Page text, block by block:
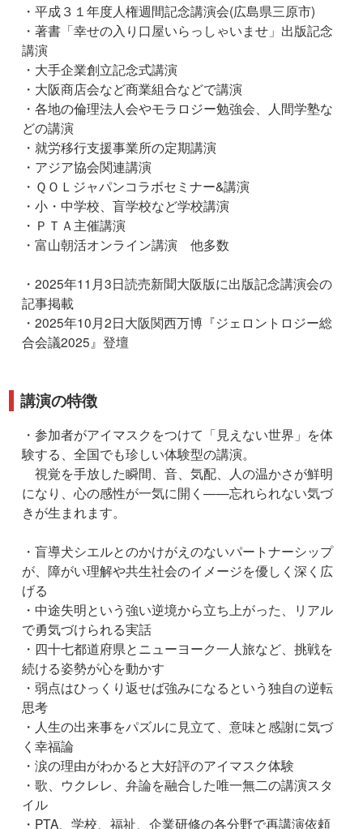
・平成３１年度人権週間記念講演会(広島県三原市)
・著書「幸せの入り口屋いらっしゃいませ」出版記念
講演
・大手企業創立記念式講演
・大阪商店会など商業組合などで講演
・各地の倫理法人会やモラロジー勉強会、人間学塾な
どの講演
・就労移行支援事業所の定期講演
・アジア協会関連講演
・ＱＯＬジャパンコラボセミナー&講演
・小・中学校、盲学校など学校講演
・ＰＴＡ主催講演
・富山朝活オンライン講演 他多数
・2025年11月3日読売新聞大阪版に出版記念講演会の
記事掲載
・2025年10月2日大阪関西万博『ジェロントロジー総
合会議2025』登壇
講演の特徴
・参加者がアイマスクをつけて「見えない世界」を体
験する、全国でも珍しい体験型の講演。
視覚を手放した瞬間、音、気配、人の温かさが鮮明
になり、心の感性が一気に開く——忘れられない気づ
きが生まれます。
・盲導犬シエルとのかけがえのないパートナーシップ
が、障がい理解や共生社会のイメージを優しく深く広
げる
・中途失明という強い逆境から立ち上がった、リアル
で勇気づけられる実話
・四十七都道府県とニューヨーク一人旅など、挑戦を
続ける姿勢が心を動かす
・弱点はひっくり返せば強みになるという独自の逆転
思考
・人生の出来事をパズルに見立て、意味と感謝に気づ
く幸福論
・涙の理由がわかると大好評のアイマスク体験
・歌、ウクレレ、弁論を融合した唯一無二の講演スタ
イル
・PTA、学校、福祉、企業研修の各分野で再講演依頼